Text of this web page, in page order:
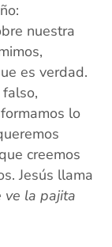
nuestra
es verdad.
lo
creemos
Jesús llama
ve la pajita